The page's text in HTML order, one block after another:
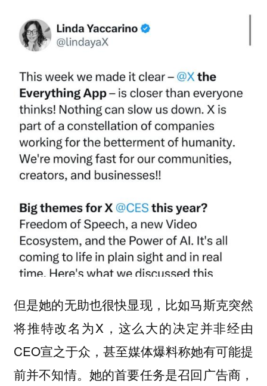
但是她的无助也很快显现，比如马斯克突然
将推特改名为X，这么大的决定并非经由
CEO宣之于众，甚至媒体爆料称她有可能提
前并不知情。她的首要任务是召回广告商，